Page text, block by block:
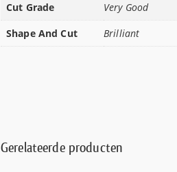
Cut Grade
Very Good
Shape And Cut
Brilliant
Gerelateerde producten